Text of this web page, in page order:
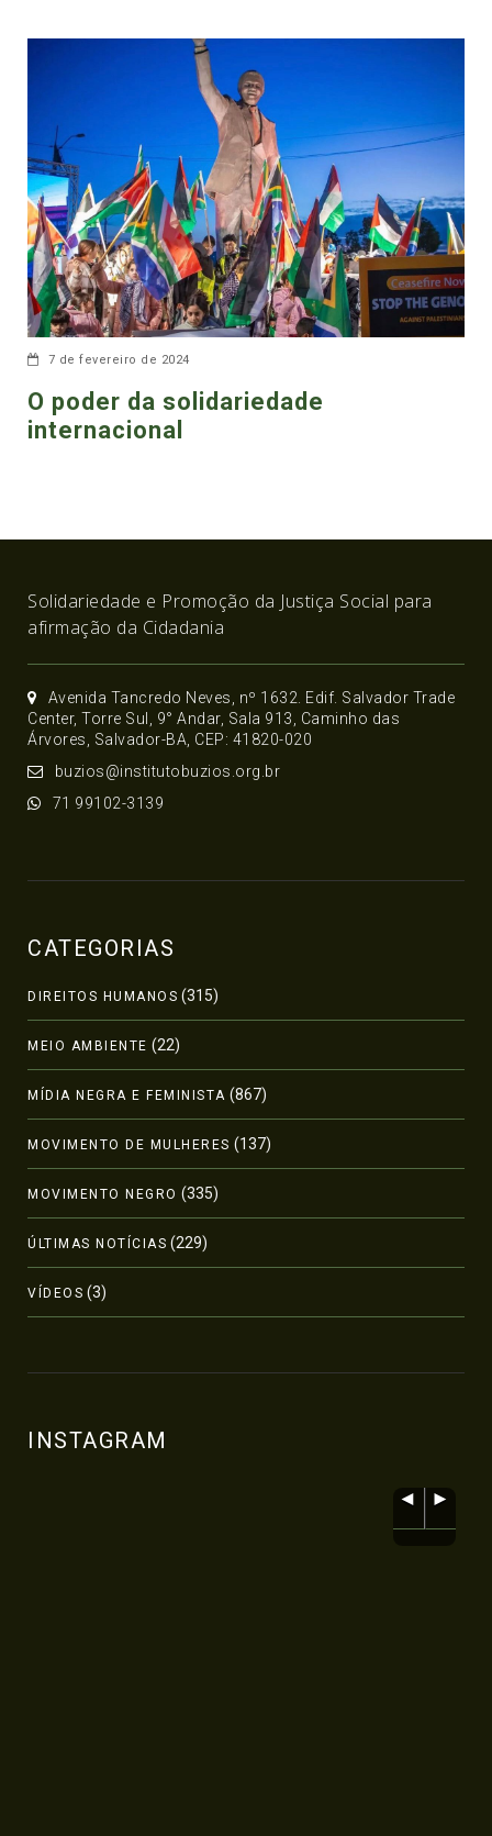
7 de fevereiro de 2024
O poder da solidariedade
internacional
Solidariedade e Promoção da Justiça Social para
afirmação da Cidadania
Avenida Tancredo Neves, nº 1632. Edif. Salvador Trade
Center, Torre Sul, 9° Andar, Sala 913, Caminho das
Árvores, Salvador-BA, CEP: 41820-020
buzios@institutobuzios.org.br
71 99102-3139
CATEGORIAS
DIREITOS HUMANOS (315)
MEIO AMBIENTE (22)
MÍDIA NEGRA E FEMINISTA (867)
MOVIMENTO DE MULHERES (137)
MOVIMENTO NEGRO (335)
ÚLTIMAS NOTÍCIAS (229)
VÍDEOS (3)
INSTAGRAM